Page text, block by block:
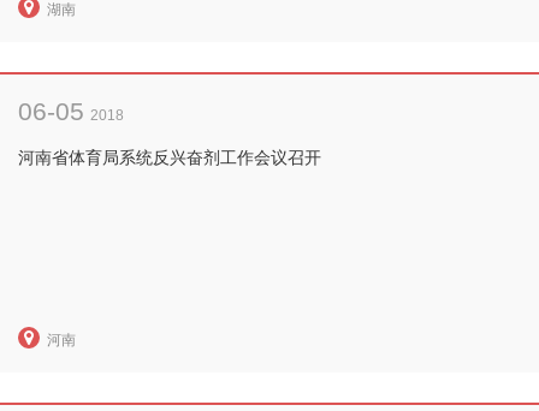
湖南
06-05 2018
河南省体育局系统反兴奋剂工作会议召开
河南